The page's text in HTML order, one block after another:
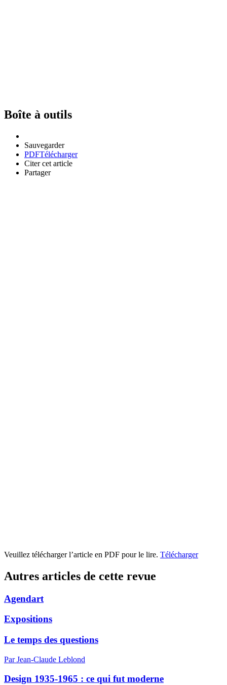
Boîte à outils
Sauvegarder
PDFTélécharger
Citer cet article
Partager
Veuillez télécharger l’article en PDF pour le lire. Télécharger
Autres articles de cette revue
Agendart
Expositions
Le temps des questions
Par Jean-Claude Leblond
Design 1935-1965 : ce qui fut moderne